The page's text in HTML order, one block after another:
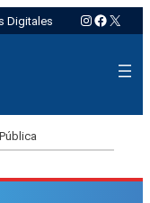
Digitales Instagram
X